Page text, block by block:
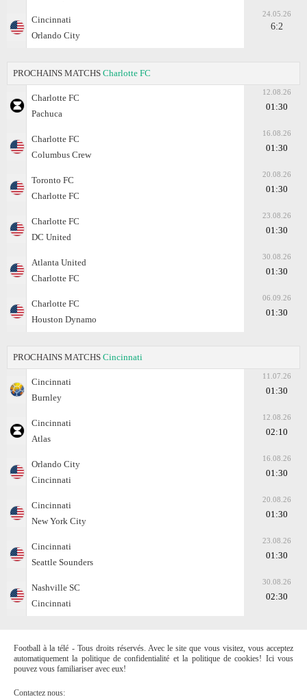
Cincinnati
Orlando City
24.05.26
6:2
PROCHAINS MATCHS Charlotte FC
Charlotte FC
Pachuca
12.08.26
01:30
Charlotte FC
Columbus Crew
16.08.26
01:30
Toronto FC
Charlotte FC
20.08.26
01:30
Charlotte FC
DC United
23.08.26
01:30
Atlanta United
Charlotte FC
30.08.26
01:30
Charlotte FC
Houston Dynamo
06.09.26
01:30
PROCHAINS MATCHS Cincinnati
Cincinnati
Burnley
11.07.26
01:30
Cincinnati
Atlas
12.08.26
02:10
Orlando City
Cincinnati
16.08.26
01:30
Cincinnati
New York City
20.08.26
01:30
Cincinnati
Seattle Sounders
23.08.26
01:30
Nashville SC
Cincinnati
30.08.26
02:30
Football à la télé - Tous droits réservés. Avec le site que vous visitez, vous acceptez
automatiquement la politique de confidentialité et la politique de cookies! Ici vous
pouvez vous familiariser avec eux!
Contactez nous: